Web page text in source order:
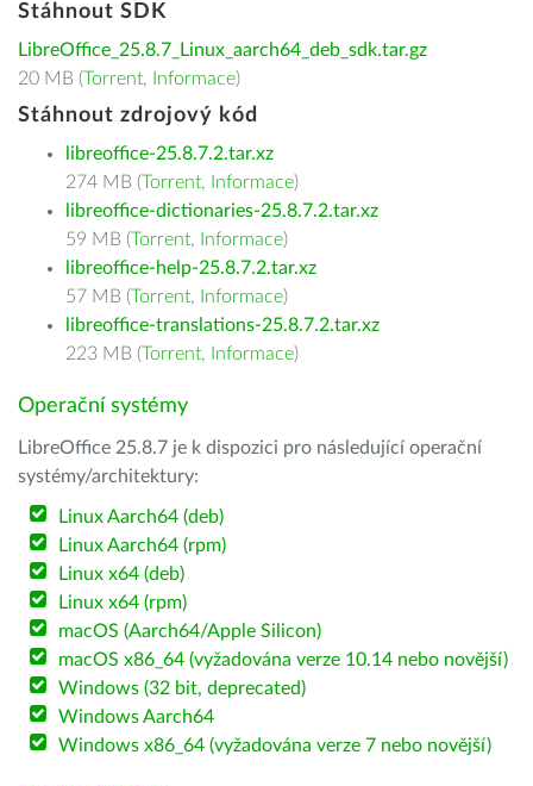
Stáhnout SDK
LibreOffice_25.8.7_Linux_aarch64_deb_sdk.tar.gz
20 MB (Torrent, Informace)
Stáhnout zdrojový kód
libreoffice-25.8.7.2.tar.xz
274 MB (Torrent, Informace)
libreoffice-dictionaries-25.8.7.2.tar.xz
59 MB (Torrent, Informace)
libreoffice-help-25.8.7.2.tar.xz
57 MB (Torrent, Informace)
libreoffice-translations-25.8.7.2.tar.xz
223 MB (Torrent, Informace)
Operační systémy
LibreOffice 25.8.7 je k dispozici pro následující operační
systémy/architektury:
Linux Aarch64 (deb)
Linux Aarch64 (rpm)
Linux x64 (deb)
Linux x64 (rpm)
macOS (Aarch64/Apple Silicon)
macOS x86_64 (vyžadována verze 10.14 nebo novější)
Windows (32 bit, deprecated)
Windows Aarch64
Windows x86_64 (vyžadována verze 7 nebo novější)